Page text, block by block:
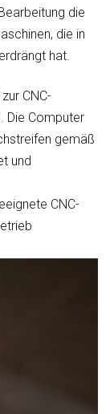
die
die in
hat.
CNC-
Die Computer
gemäß
und
CNC-